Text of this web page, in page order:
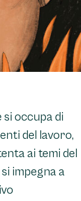
occupa di
del lavoro,
ai temi del
impegna a